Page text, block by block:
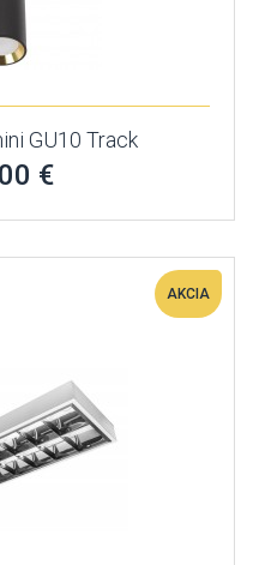
GU10 Track
€
AKCIA